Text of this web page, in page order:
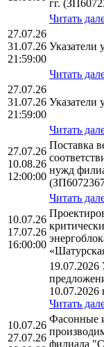
гг.
Читать
27.07.26
31.07.26
21:59:00
Указатели
Читать
27.07.26
31.07.26
21:59:00
Указатели
Читать
27.07.26
10.08.26
12:00:00
Поставка
нужд
Читать
10.07.26
17.07.26
16:00:00
19.07.2026
10.07.2026
Читать
10.07.26
27.07.26
Фасонные
филиала